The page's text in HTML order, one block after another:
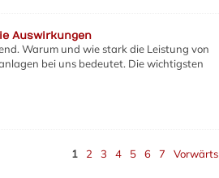
Auswirkungen
Warum und wie stark die Leistung von
bei uns bedeutet. Die wichtigsten
1 2 3 4 5 6 7 Vorwärts